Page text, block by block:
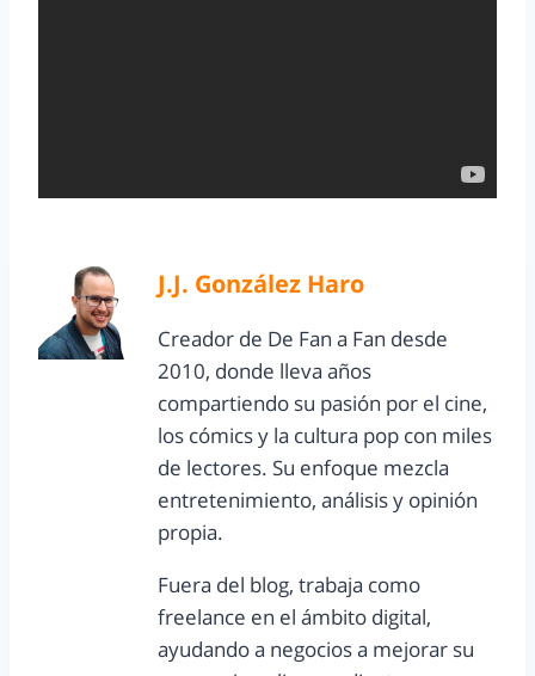
J.J. González Haro
Creador de De Fan a Fan desde
2010, donde lleva años
compartiendo su pasión por el cine,
los cómics y la cultura pop con miles
de lectores. Su enfoque mezcla
entretenimiento, análisis y opinión
propia.
Fuera del blog, trabaja como
freelance en el ámbito digital,
ayudando a negocios a mejorar su